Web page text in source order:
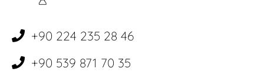
+90 224 235 28 46
+90 539 871 70 35